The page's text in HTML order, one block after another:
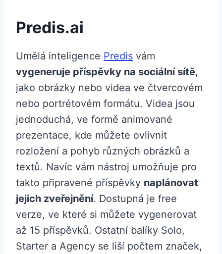
Predis.ai
Umělá inteligence Predis vám
vygeneruje příspěvky na sociální sítě,
jako obrázky nebo videa ve čtvercovém
nebo portrétovém formátu. Videa jsou
jednoduchá, ve formě animované
prezentace, kde můžete ovlivnit
rozložení a pohyb různých obrázků a
textů. Navíc vám nástroj umožňuje pro
takto připravené příspěvky naplánovat
jejich zveřejnění. Dostupná je free
verze, ve které si můžete vygenerovat
až 15 příspěvků. Ostatní balíky Solo,
Starter a Agency se liší počtem značek,